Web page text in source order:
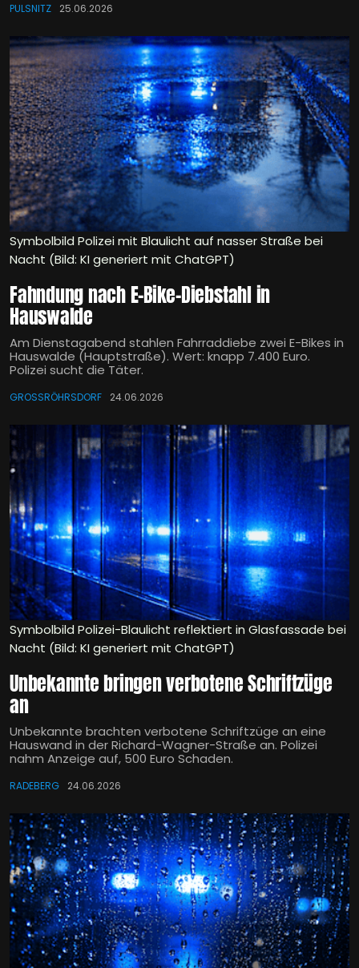
PULSNITZ 25.06.2026
Symbolbild Polizei mit Blaulicht auf nasser Straße bei
Nacht (Bild: KI generiert mit ChatGPT)
Fahndung nach E-Bike-Diebstahl in
Hauswalde
Am Dienstagabend stahlen Fahrraddiebe zwei E-Bikes in
Hauswalde (Hauptstraße). Wert: knapp 7.400 Euro.
Polizei sucht die Täter.
GROSSRÖHRSDORF 24.06.2026
Symbolbild Polizei-Blaulicht reflektiert in Glasfassade bei
Nacht (Bild: KI generiert mit ChatGPT)
Unbekannte bringen verbotene Schriftzüge
an
Unbekannte brachten verbotene Schriftzüge an eine
Hauswand in der Richard-Wagner-Straße an. Polizei
nahm Anzeige auf, 500 Euro Schaden.
RADEBERG 24.06.2026